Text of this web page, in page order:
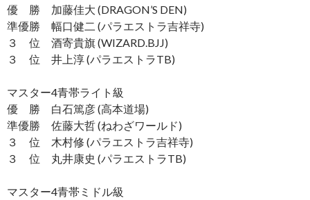
優 勝 加藤佳大 (DRAGON’S DEN)
準優勝 幅口健二 (パラエストラ吉祥寺)
３ 位 酒寄貴旗 (WIZARD.BJJ)
３ 位 井上淳 (パラエストラTB)
マスター4青帯ライト級
優 勝 白石篤彦 (高本道場)
準優勝 佐藤大哲 (ねわざワールド)
３ 位 木村修 (パラエストラ吉祥寺)
３ 位 丸井康史 (パラエストラTB)
マスター4青帯ミドル級